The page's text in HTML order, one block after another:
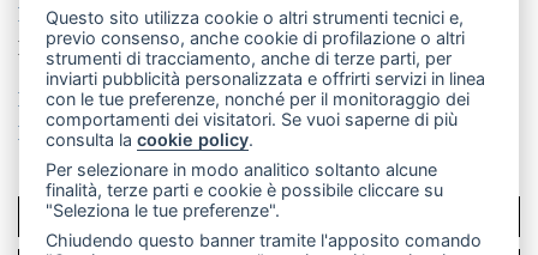
La redazione
CasateOnline LeccoOnline
RSS
Made by VIP
Privacy policy
Cookie policy
Rivedi le tue scelte sui cookie
SCRIVICI
Questo sito utilizza cookie o altri strumenti tecnici e,
previo consenso, anche cookie di profilazione o altri
strumenti di tracciamento, anche di terze parti, per
inviarti pubblicità personalizzata e offrirti servizi in linea
con le tue preferenze, nonché per il monitoraggio dei
comportamenti dei visitatori. Se vuoi saperne di più
consulta lacookie policy.
Per selezionare in modo analitico soltanto alcune
finalità, terze parti e cookie è possibile cliccare su
"Seleziona le tue preferenze".
Chiudendo questo banner tramite l'apposito comando